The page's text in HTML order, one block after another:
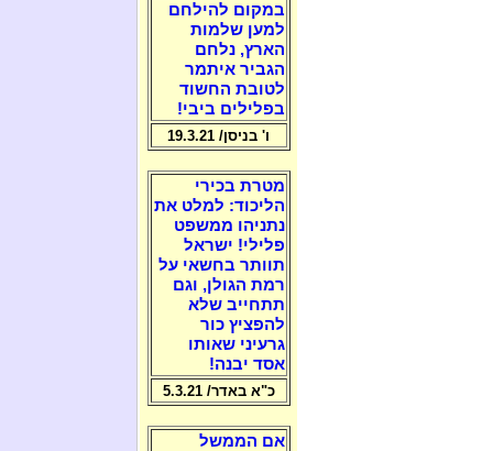
במקום להילחם
למען שלמות
הארץ, נלחם
הגביר איתמר
לטובת החשוד
בפלילים ביבי!
ו' בניסן/ 19.3.21
מטרת בכירי
הליכוד: למלט את
נתניהו ממשפט
פלילי! ישראל
תוותר בחשאי על
רמת הגולן, וגם
תתחייב שלא
להפציץ כור
גרעיני שאותו
אסד יבנה!
כ"א באדר/ 5.3.21
אם הממשל